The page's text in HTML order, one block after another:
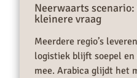
Neerwaarts
kleinere vraag
Meerdere regio’s
logistiek blijft soepel
mee. Arabica glijdt het